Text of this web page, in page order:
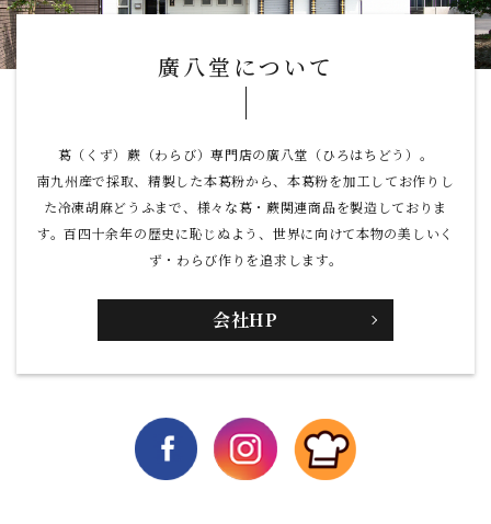
廣八堂について
葛（くず）蕨（わらび）専門店の廣八堂（ひろはちどう）。
南九州産で採取、精製した本葛粉から、本葛粉を加工してお作りし
た冷凍胡麻どうふまで、様々な葛・蕨関連商品を製造しておりま
す。百四十余年の歴史に恥じぬよう、世界に向けて本物の美しいく
ず・わらび作りを追求します。
会社HP